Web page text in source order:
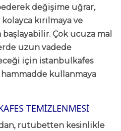
değişime uğrar,
kırılmaya ve
Çok ucuza mal
uzun vadede
için istanbulkafes
hammadde kullanmaya
TEMİZLENMESİ
rutubetten kesinlikle